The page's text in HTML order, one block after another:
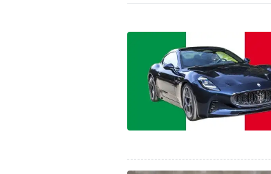
Design Concept-cars
Camping-cars / Caravanes
Enchères Voitures Autonomes
Tout-terrain Accessoires
Concepts We Forgot